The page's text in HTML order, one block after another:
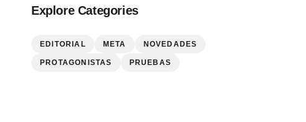
Explore Categories
EDITORIAL META NOVEDADES
PROTAGONISTAS PRUEBAS